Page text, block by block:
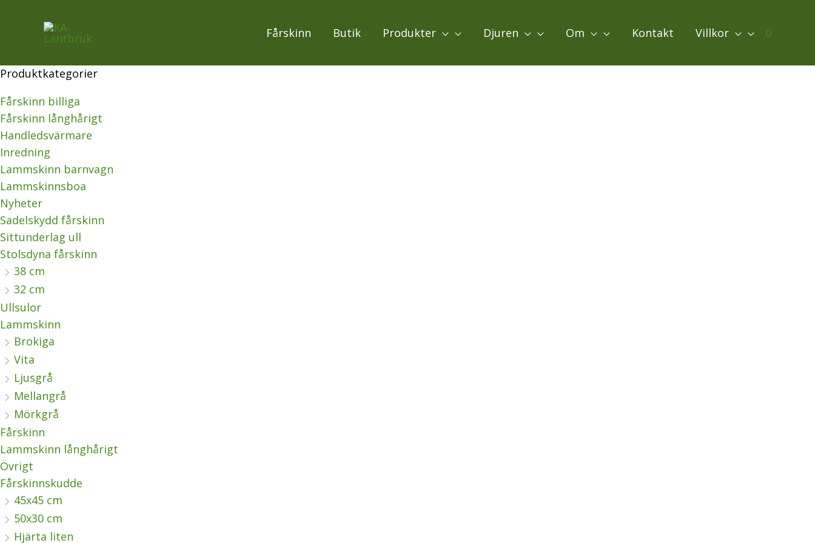
Fårskinn Butik Produkter Djuren Om Kontakt Villkor 0
Produktkategorier
Fårskinn billiga
Fårskinn långhårigt
Handledsvärmare
Inredning
Lammskinn barnvagn
Lammskinnsboa
Nyheter
Sadelskydd fårskinn
Sittunderlag ull
Stolsdyna fårskinn
38 cm
32 cm
Ullsulor
Lammskinn
Brokiga
Vita
Ljusgrå
Mellangrå
Mörkgrå
Fårskinn
Lammskinn långhårigt
Övrigt
Fårskinnskudde
45x45 cm
50x30 cm
Hjärta liten